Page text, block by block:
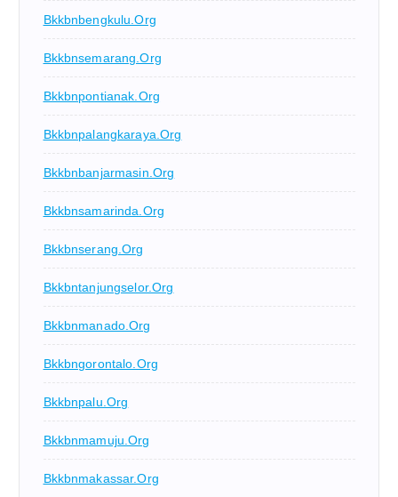
Bkkbnbengkulu.org
Bkkbnsemarang.org
Bkkbnpontianak.org
Bkkbnpalangkaraya.org
Bkkbnbanjarmasin.org
Bkkbnsamarinda.org
Bkkbnserang.org
Bkkbntanjungselor.org
Bkkbnmanado.org
Bkkbngorontalo.org
Bkkbnpalu.org
Bkkbnmamuju.org
Bkkbnmakassar.org